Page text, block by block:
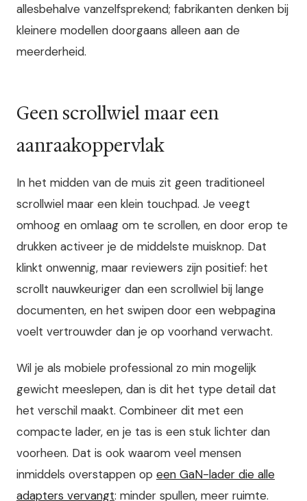
allesbehalve vanzelfsprekend; fabrikanten denken bij
kleinere modellen doorgaans alleen aan de
meerderheid.
Geen scrollwiel maar een
aanraakoppervlak
In het midden van de muis zit geen traditioneel
scrollwiel maar een klein touchpad. Je veegt
omhoog en omlaag om te scrollen, en door erop te
drukken activeer je de middelste muisknop. Dat
klinkt onwennig, maar reviewers zijn positief: het
scrollt nauwkeuriger dan een scrollwiel bij lange
documenten, en het swipen door een webpagina
voelt vertrouwder dan je op voorhand verwacht.
Wil je als mobiele professional zo min mogelijk
gewicht meeslepen, dan is dit het type detail dat
het verschil maakt. Combineer dit met een
compacte lader, en je tas is een stuk lichter dan
voorheen. Dat is ook waarom veel mensen
inmiddels overstappen op een GaN-lader die alle
adapters vervangt: minder spullen, meer ruimte.